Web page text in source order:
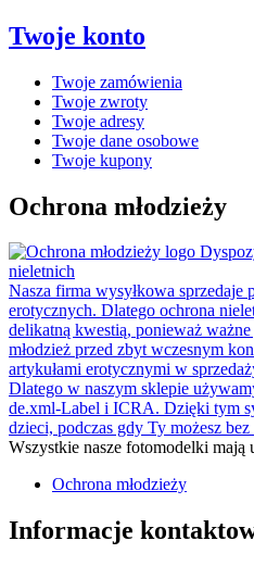
Twoje konto
Twoje zamówienia
Twoje zwroty
Twoje adresy
Twoje dane osobowe
Twoje kupony
Ochrona młodzieży
nieletnich
Nasza firma wysyłkowa sprzedaje
erotycznych. Dlatego ochrona
delikatną kwestią, ponieważ
młodzież przed zbyt wczesnym
artykułami erotycznymi w
Dlatego w naszym sklepie
de.xml-Label i ICRA. Dzięki tym
dzieci, podczas gdy Ty możesz
Wszystkie nasze fotomodelki mają
Ochrona młodzieży
Informacje